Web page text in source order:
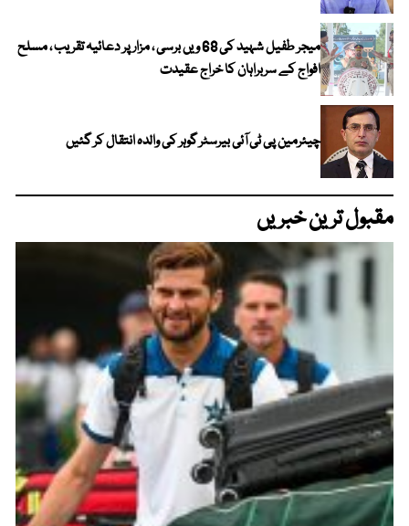
میجر طفیل شہید کی 68 ویں برسی ، مزار پر دعائیہ تقریب ، مسلح
افواج کے سربراہان کا خراج عقیدت
چیئرمین پی ٹی آئی بیرسٹر گوہر کی والدہ انتقال کر گئیں
مقبول ترین خبریں